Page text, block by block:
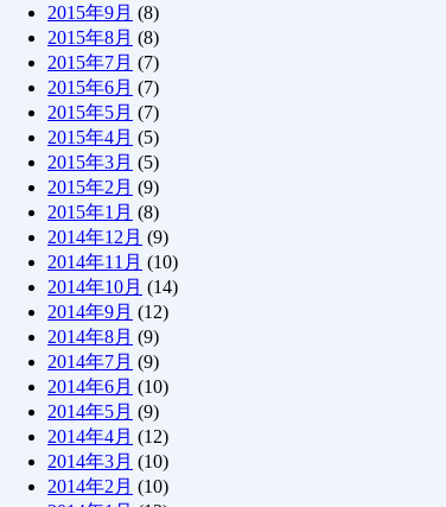
2015年9月 (8)
2015年8月 (8)
2015年7月 (7)
2015年6月 (7)
2015年5月 (7)
2015年4月 (5)
2015年3月 (5)
2015年2月 (9)
2015年1月 (8)
2014年12月 (9)
2014年11月 (10)
2014年10月 (14)
2014年9月 (12)
2014年8月 (9)
2014年7月 (9)
2014年6月 (10)
2014年5月 (9)
2014年4月 (12)
2014年3月 (10)
2014年2月 (10)